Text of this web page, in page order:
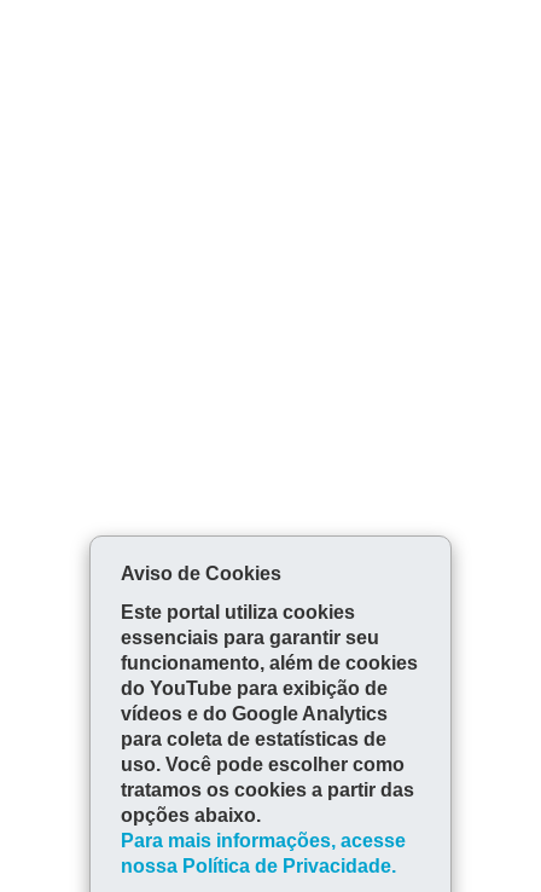
Aviso de Cookies
Este portal utiliza cookies
essenciais para garantir seu
funcionamento, além de cookies
do YouTube para exibição de
vídeos e do Google Analytics
para coleta de estatísticas de
uso. Você pode escolher como
tratamos os cookies a partir das
opções abaixo.
Para mais informações, acesse
nossa Política de Privacidade.